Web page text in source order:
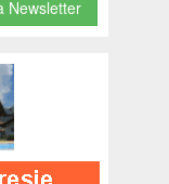
Newsletter